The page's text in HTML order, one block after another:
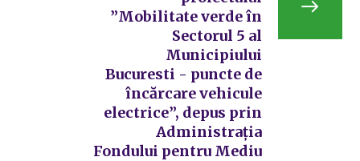
”Mobilitate verde în
Sectorul 5 al
Municipiului
Bucuresti - puncte de
încărcare vehicule
electrice”, depus prin
Administrația
Fondului pentru Mediu